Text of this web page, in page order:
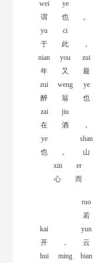
wei
谓
ye
也
。
yu
于
ci
此
，
nian
年
you
又
zui
最
zui
醉
weng
翁
ye
也
zai
在
jiu
酒
，
ye
也
。
shan
山
xin
心
er
而
ruo
若
kai
开
，
yun
云
hui
ming
bian